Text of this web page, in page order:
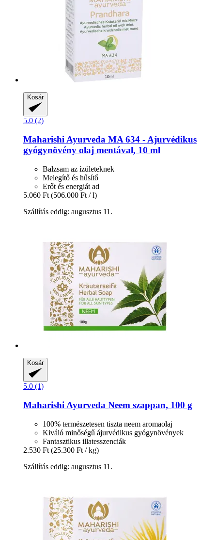
Kosár
5.0 (2)
Maharishi Ayurveda MA 634 -​ Ajurvédikus
gyógynövény olaj mentával, 10 ml
Balzsam az ízületeknek
Melegítő és hűsítő
Erőt és energiát ad
5.060 Ft (506.000 Ft / l)
Szállítás eddig: augusztus 11.
Kosár
5.0 (1)
Maharishi Ayurveda Neem szappan, 100 g
100% természetesen tiszta neem aromaolaj
Kiváló minőségű ájurvédikus gyógynövények
Fantasztikus illatesszenciák
2.530 Ft (25.300 Ft / kg)
Szállítás eddig: augusztus 11.